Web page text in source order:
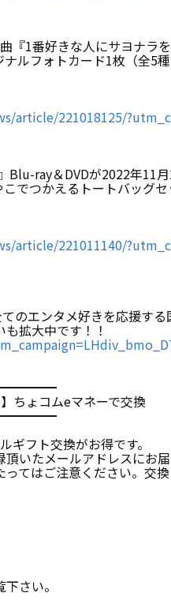
『1番好きな人にサヨナラ
ルフォトカード1枚（全5
article/221018125/
ray＆DVDが2022年11月
でつかえるトートバッグセ
article/221011140/
のエンタメ好きを応援す
拡大中です！！
ちょコムeマネーで交換
ギフト交換がお得です。
いたメールアドレスにお届
てはご注意ください。交換
さい。